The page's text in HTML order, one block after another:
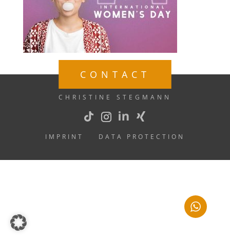
CHRISTINE STEGMANN
CONTACT
IMPRINT DATA PROTECTION